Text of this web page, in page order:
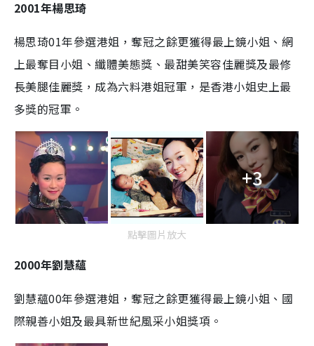
2001年楊思琦
楊思琦01年參選港姐，奪冠之餘更獲得最上鏡小姐、網
上最奪目小姐、纖體美態獎、最甜美笑容佳麗獎及最修
長美腿佳麗獎，成為六料港姐冠軍，是香港小姐史上最
多獎的冠軍。
+3
點擊圖片放大
2000年劉慧蘊
劉慧蘊00年參選港姐，奪冠之餘更獲得最上鏡小姐、國
際親善小姐及最具新世紀風采小姐獎項。